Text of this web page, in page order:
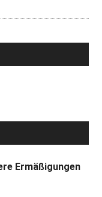
Ermäßigungen